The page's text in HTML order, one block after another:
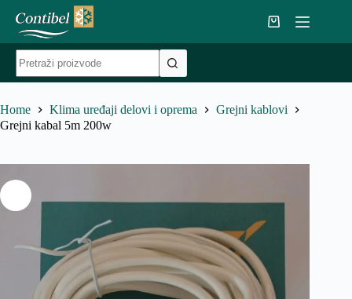
content
Shopping
cart
results
Home Klima uređaji delovi i oprema
Grejni kablovi
Grejni kabal 5m 200w